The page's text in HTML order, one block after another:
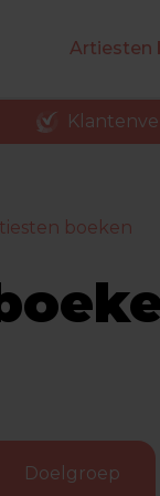
Artiesten
boeken
Doelgroep